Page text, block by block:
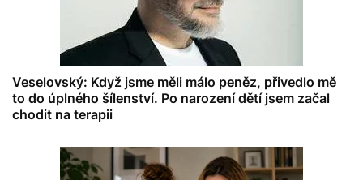
Veselovský: Když jsme měli málo peněz, přivedlo mě
to do úplného šílenství. Po narození dětí jsem začal
chodit na terapii